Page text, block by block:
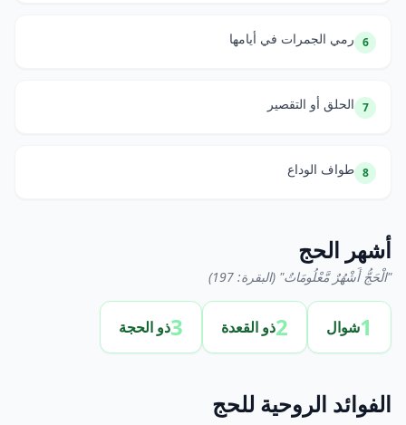
6 رمي الجمرات في أيامها
7 الحلق أو التقصير
8 طواف الوداع
أشهر الحج
"الْحَجُّ أَشْهُرٌ مَّعْلُومَاتٌ" (البقرة: 197)
1شوال 2ذو القعدة 3ذو الحجة
الفوائد الروحية للحج